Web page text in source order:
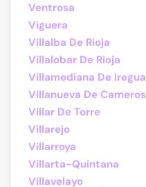
Ventrosa
Viguera
Villalba De Rioja
Villalobar De Rioja
Villamediana De Iregua
Villanueva De Cameros
Villar De Torre
Villarejo
Villarroya
Villarta-Quintana
Villavelayo